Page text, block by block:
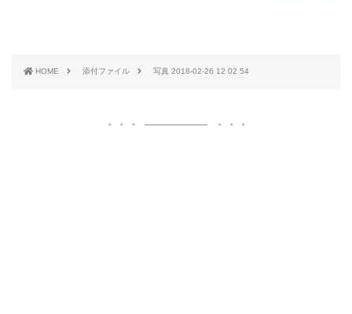
HOME 添付ファイル 写真 2018-02-26 12 02 54